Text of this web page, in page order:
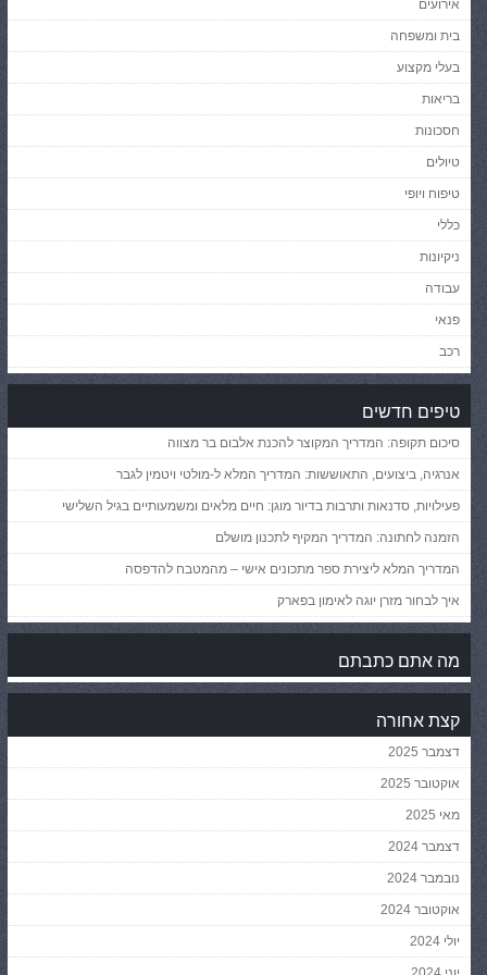
אירועים
בית ומשפחה
בעלי מקצוע
בריאות
חסכונות
טיולים
טיפוח ויופי
כללי
ניקיונות
עבודה
פנאי
רכב
טיפים חדשים
סיכום תקופה: המדריך המקוצר להכנת אלבום בר מצווה
אנרגיה, ביצועים, התאוששות: המדריך המלא ל-מולטי ויטמין לגבר
פעילויות, סדנאות ותרבות בדיור מוגן: חיים מלאים ומשמעותיים בגיל השלישי
הזמנה לחתונה: המדריך המקיף לתכנון מושלם
המדריך המלא ליצירת ספר מתכונים אישי – מהמטבח להדפסה
איך לבחור מזרן יוגה לאימון בפארק
מה אתם כתבתם
קצת אחורה
דצמבר 2025
אוקטובר 2025
מאי 2025
דצמבר 2024
נובמבר 2024
אוקטובר 2024
יולי 2024